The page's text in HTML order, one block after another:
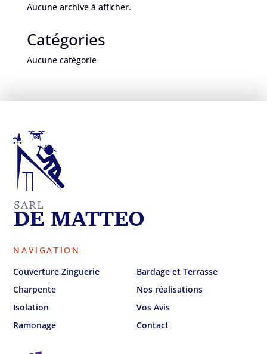
Aucune archive à afficher.
Catégories
Aucune catégorie
NAVIGATION
Couverture Zinguerie
Charpente
Isolation
Ramonage
Bardage et Terrasse
Nos réalisations
Vos Avis
Contact